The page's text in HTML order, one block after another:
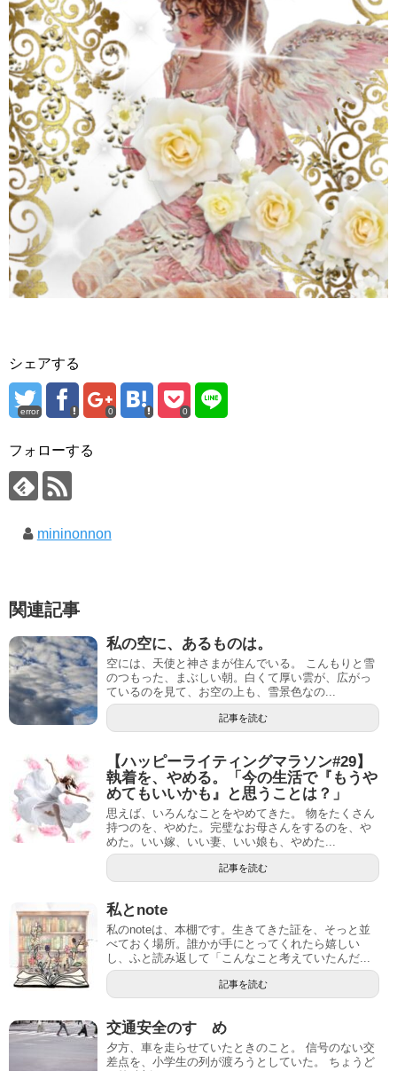
シェアする
error 0 0
フォローする
mininonnon
関連記事
私の空に、あるものは。
空には、天使と神さまが住んでいる。 こんもりと雪
のつもった、まぶしい朝。白くて厚い雲が、広がっ
ているのを見て、お空の上も、雪景色なの...
記事を読む
【ハッピーライティングマラソン#29】
執着を、やめる。「今の生活で『もうや
めてもいいかも』と思うことは？」
思えば、いろんなことをやめてきた。 物をたくさん
持つのを、やめた。完璧なお母さんをするのを、や
めた。いい嫁、いい妻、いい娘も、やめた...
記事を読む
私とnote
私のnoteは、本棚です。生きてきた証を、そっと並
べておく場所。誰かが手にとってくれたら嬉しい
し、ふと読み返して「こんなこと考えていたんだ...
記事を読む
交通安全のすゝめ
夕方、車を走らせていたときのこと。 信号のない交
差点を、小学生の列が渡ろうとしていた。 ちょうど